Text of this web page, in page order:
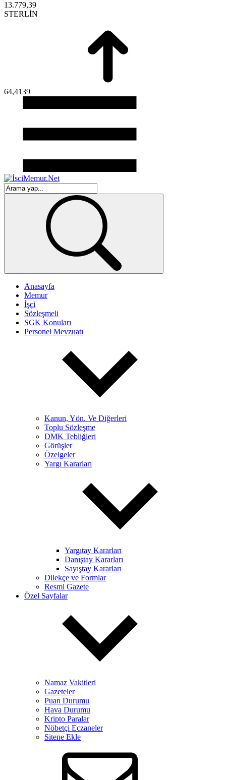
13.779,39
STERLİN
64,4139
Anasayfa
Memur
İşçi
Sözleşmeli
SGK Konuları
Personel Mevzuatı
Kanun, Yön. Ve Diğerleri
Toplu Sözleşme
DMK Tebliğleri
Görüşler
Özelgeler
Yargı Kararları
Yargıtay Kararları
Danıştay Kararları
Sayıştay Kararları
Dilekçe ve Formlar
Resmi Gazete
Özel Sayfalar
Namaz Vakitleri
Gazeteler
Puan Durumu
Hava Durumu
Kripto Paralar
Nöbetçi Eczaneler
Sitene Ekle